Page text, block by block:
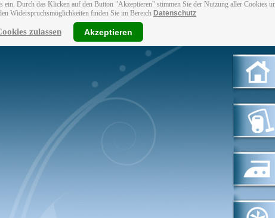
Durch das Klicken auf den Button "Akzeptieren" stimmen Sie der Nutzung aller Cookies
Widerspruchsmöglichkeiten finden Sie im Bereich Datenschutz
zulassen Akzeptieren